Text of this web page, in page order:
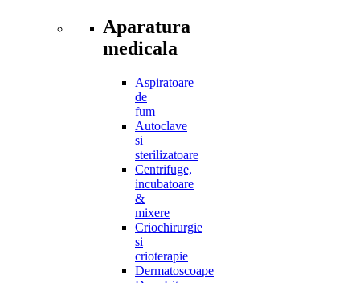
Aparatura
medicala
Aspiratoare
de
fum
Autoclave
si
sterilizatoare
Centrifuge,
incubatoare
&
mixere
Criochirurgie
si
crioterapie
Dermatoscoape